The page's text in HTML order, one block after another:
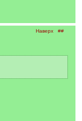
Наверх ##